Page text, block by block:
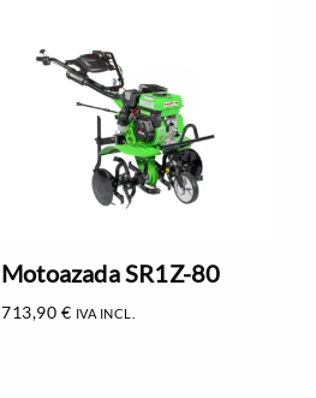
Motoazada SR1Z-80
713,90 € IVA INCL.